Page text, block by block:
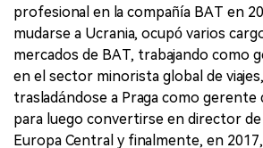
profesional en la compañía BAT en
mudarse a Ucrania, ocupó varios
mercados de BAT, trabajando como
en el sector minorista global de
trasladándose a Praga como gerente
para luego convertirse en director de
Europa Central y finalmente, en